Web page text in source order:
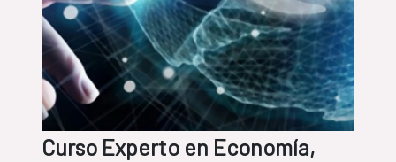
Curso Experto en Economía,